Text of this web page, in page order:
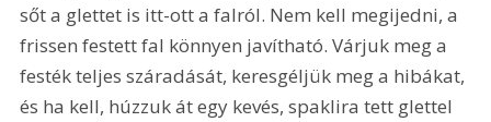
sőt a glettet is itt-ott a falról. Nem kell megijedni, a
frissen festett fal könnyen javítható. Várjuk meg a
festék teljes száradását, keresgéljük meg a hibákat,
és ha kell, húzzuk át egy kevés, spaklira tett glettel